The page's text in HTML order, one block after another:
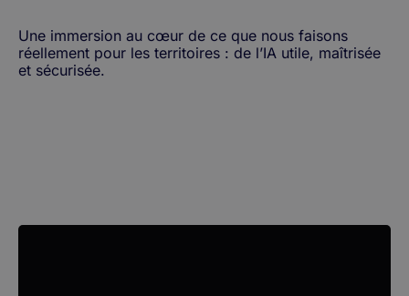
Une immersion au cœur de ce que nous faisons
réellement pour les territoires : de l’IA utile, maîtrisée
et sécurisée.